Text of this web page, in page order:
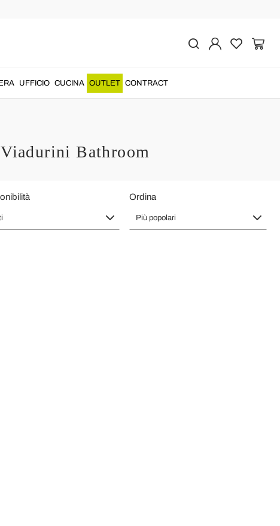
UFFICIO CUCINA OUTLET CONTRACT
Bathroom
Ordina
Più popolari